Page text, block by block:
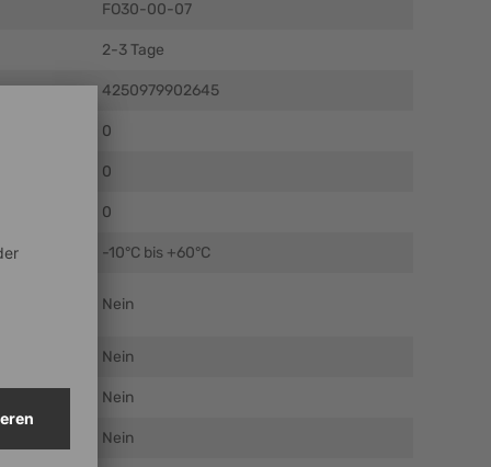
FO30-00-07
2-3 Tage
4250979902645
0
0
0
-10°C bis +60°C
Nein
Nein
Nein
Nein